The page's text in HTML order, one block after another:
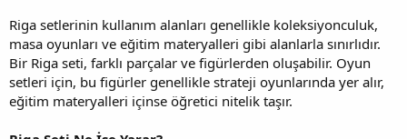
Riga setlerinin kullanım alanları genellikle koleksiyonculuk,
masa oyunları ve eğitim materyalleri gibi alanlarla sınırlıdır.
Bir Riga seti, farklı parçalar ve figürlerden oluşabilir. Oyun
setleri için, bu figürler genellikle strateji oyunlarında yer alır,
eğitim materyalleri içinse öğretici nitelik taşır.